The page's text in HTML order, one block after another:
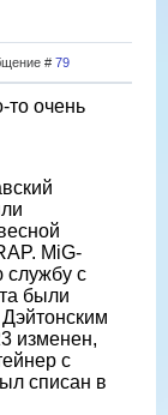
# 79
то очень
MiG-
службу с
были
изменен,
с
списан в